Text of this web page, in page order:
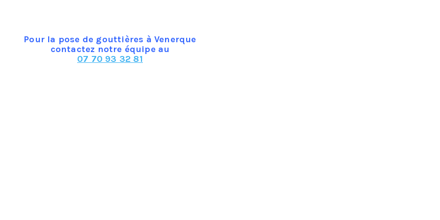
Pour la pose de gouttières à Venerque
contactez notre équipe au
07 70 93 32 81